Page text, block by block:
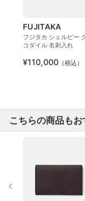
FUJITAKA
フジタカ シェルビー
コダイル 名刺入れ
¥110,000 （税込）
こちらの商品も